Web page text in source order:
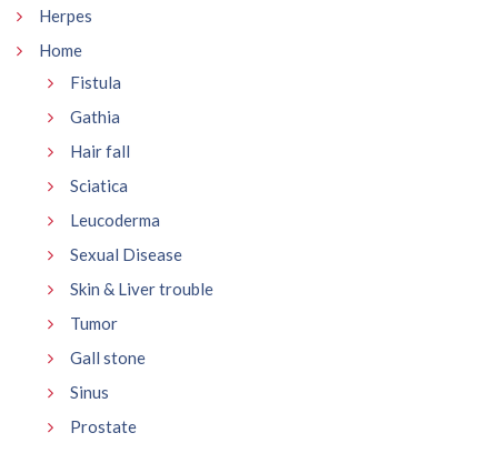
Herpes
Home
Fistula
Gathia
Hair fall
Sciatica
Leucoderma
Sexual Disease
Skin & Liver trouble
Tumor
Gall stone
Sinus
Prostate